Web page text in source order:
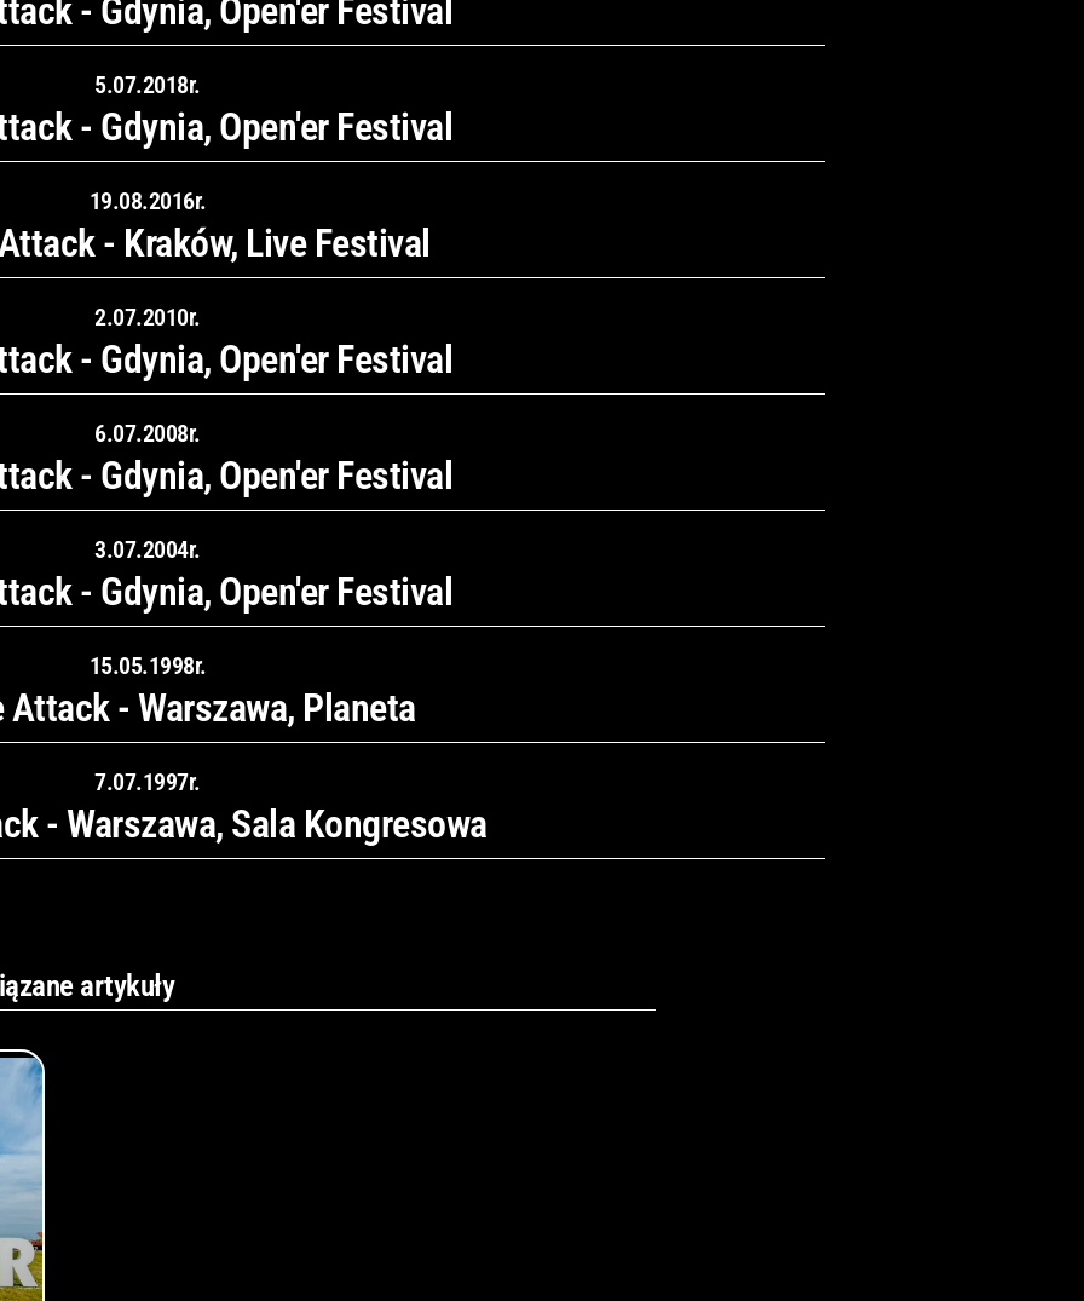
- Gdynia, Open'er Festival
5.07.2018r.
- Gdynia, Open'er Festival
19.08.2016r.
- Kraków, Live Festival
2.07.2010r.
- Gdynia, Open'er Festival
6.07.2008r.
- Gdynia, Open'er Festival
3.07.2004r.
- Gdynia, Open'er Festival
15.05.1998r.
Attack - Warszawa, Planeta
7.07.1997r.
- Warszawa, Sala Kongresowa
artykuły